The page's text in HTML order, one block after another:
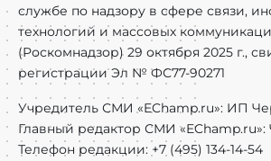
службе по надзору в сфере связи,
технологий и массовых
(Роскомнадзор) 29 октября 2025 г.,
регистрации Эл № ФС77-90271
Учредитель СМИ «EChamp.ru»: ИП
Главный редактор СМИ
Телефон редакции: +7 (495) 134-14-54